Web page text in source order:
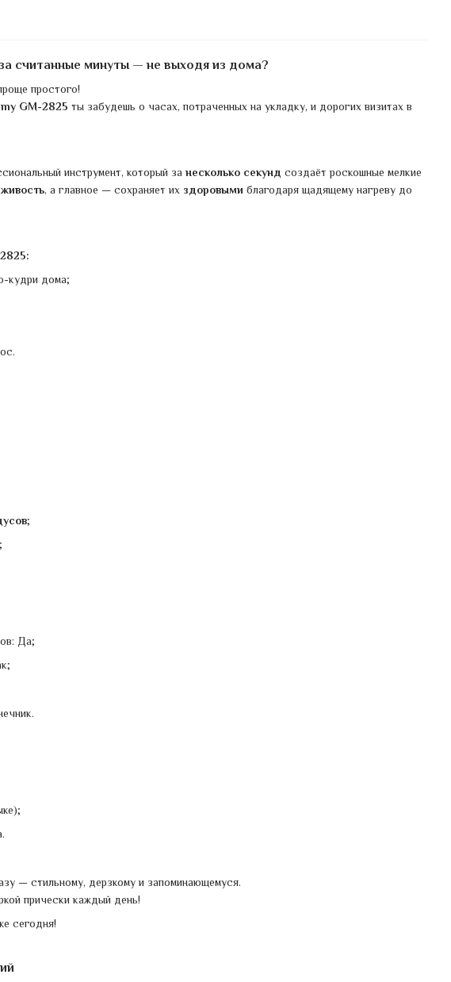
считанные минуты — не выходя из дома?
простого!
GM-2825 ты забудешь о часах, потраченных на укладку, и дорогих визитах в
инструмент, который за несколько секунд создаёт роскошные мелкие
живость, а главное — сохраняет их здоровыми благодаря щадящему нагреву до
кудри дома;
;
;
Да;
— стильному, дерзкому и запоминающемуся.
прически каждый день!
сегодня!